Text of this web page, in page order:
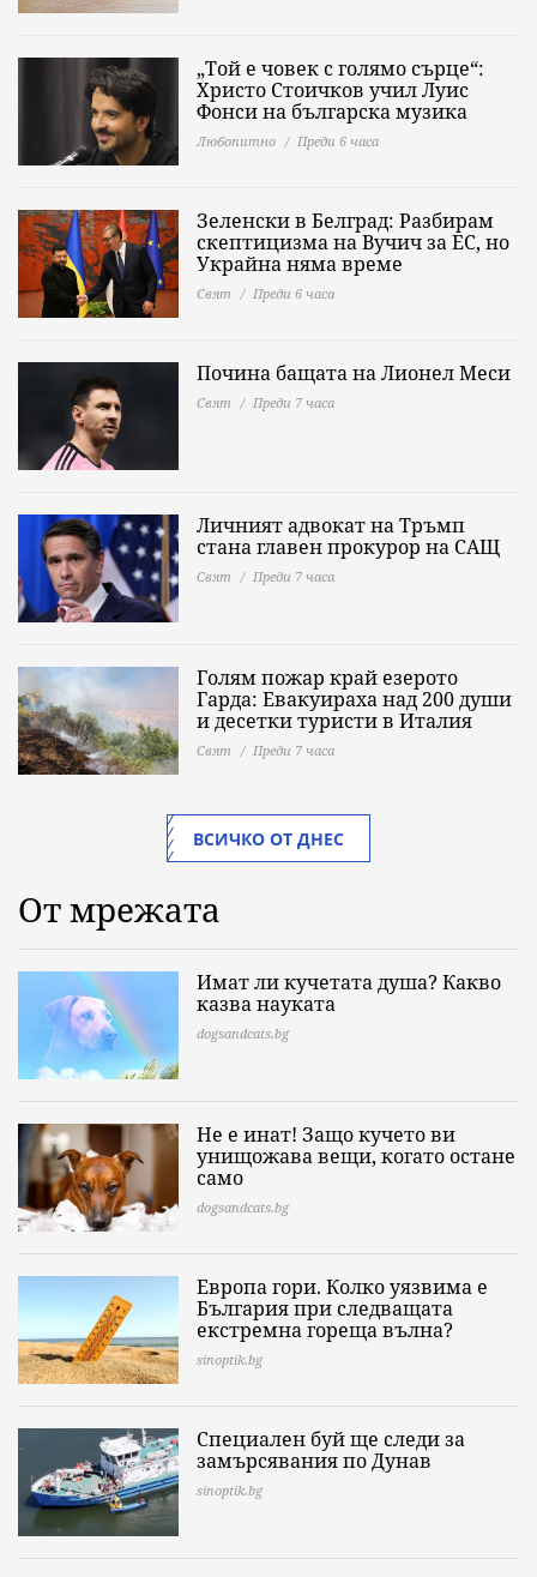
„Той е човек с голямо сърце“:
Христо Стоичков учил Луис
Фонси на българска музика
Любопитно Преди 6 часа
Зеленски в Белград: Разбирам
скептицизма на Вучич за ЕС, но
Украйна няма време
Свят Преди 6 часа
Почина бащата на Лионел Меси
Свят Преди 7 часа
Личният адвокат на Тръмп
стана главен прокурор на САЩ
Свят Преди 7 часа
Голям пожар край езерото
Гарда: Евакуираха над 200 души
и десетки туристи в Италия
Свят Преди 7 часа
ВСИЧКО ОТ ДНЕС
От мрежата
Имат ли кучетата душа? Какво
казва науката
dogsandcats.bg
Не е инат! Защо кучето ви
унищожава вещи, когато остане
само
dogsandcats.bg
Европа гори. Колко уязвима е
България при следващата
екстремна гореща вълна?
sinoptik.bg
Специален буй ще следи за
замърсявания по Дунав
sinoptik.bg